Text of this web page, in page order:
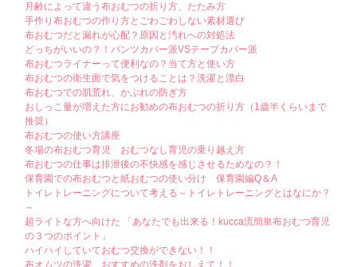
月齢によって違う布おむつの折り方、たたみ方
手作り布おむつの作り方とごわごわしない素材選び
布おむつだと漏れが心配？原因と汚れへの対処法
どっちがいいの？！パンツカバー派VSテープカバー派
布おむつライナーって便利なの？当て方と使い方
布おむつの衛生面で気をつけることは？洗濯と漂白
布おむつでの肌荒れ、かぶれの防ぎ方
おしっこ量が増えた方にお勧めの布おむつの折り方（1歳半くらいまで
推奨）
布おむつの使い方講座
冬場の布おむつ育児 おむつなし育児の乗り越え方
布おむつの仕事は排泄後の不快感を感じさせるためなの？！
保育園での布おむつと紙おむつの使い分け 保育園編Q＆A
トイレトレーニングについて考える～トイレトレーニングとはなにか？
～
超ライトな方へ向けた 「あなたでも出来る！kucca流簡単布おむつ育児
の３つのポイント」
ハイハイしていておむつ交換ができない！！